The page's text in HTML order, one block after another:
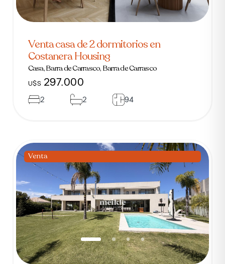
Venta casa de 2 dormitorios en
Costanera Housing
Casa, Barra de Carrasco, Barra de Carrasco
U$S 297.000
2 2 94
Venta